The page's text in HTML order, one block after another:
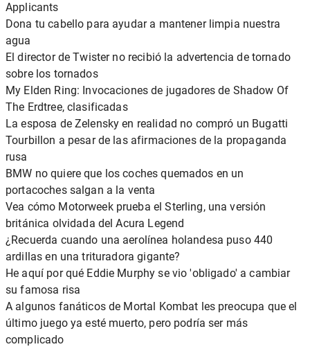
Applicants
Dona tu cabello para ayudar a mantener limpia nuestra
agua
El director de Twister no recibió la advertencia de tornado
sobre los tornados
My Elden Ring: Invocaciones de jugadores de Shadow Of
The Erdtree, clasificadas
La esposa de Zelensky en realidad no compró un Bugatti
Tourbillon a pesar de las afirmaciones de la propaganda
rusa
BMW no quiere que los coches quemados en un
portacoches salgan a la venta
Vea cómo Motorweek prueba el Sterling, una versión
británica olvidada del Acura Legend
¿Recuerda cuando una aerolínea holandesa puso 440
ardillas en una trituradora gigante?
He aquí por qué Eddie Murphy se vio 'obligado' a cambiar
su famosa risa
A algunos fanáticos de Mortal Kombat les preocupa que el
último juego ya esté muerto, pero podría ser más
complicado